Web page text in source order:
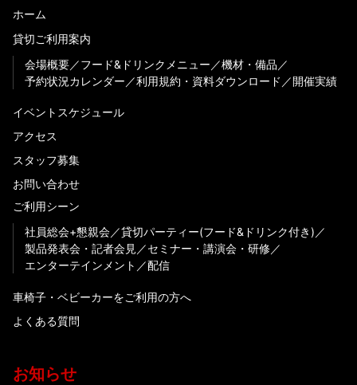
ホーム
貸切ご利用案内
会場概要
フード&ドリンクメニュー
機材・備品
予約状況カレンダー
利用規約・資料ダウンロード 開催実績
イベントスケジュール
アクセス
スタッフ募集
お問い合わせ
ご利用シーン
社員総会+懇親会
貸切パーティー(フード&ドリンク付き)
製品発表会・記者会見
セミナー・講演会・研修
エンターテインメント
配信
車椅子・ベビーカーをご利用の方へ
よくある質問
お知らせ